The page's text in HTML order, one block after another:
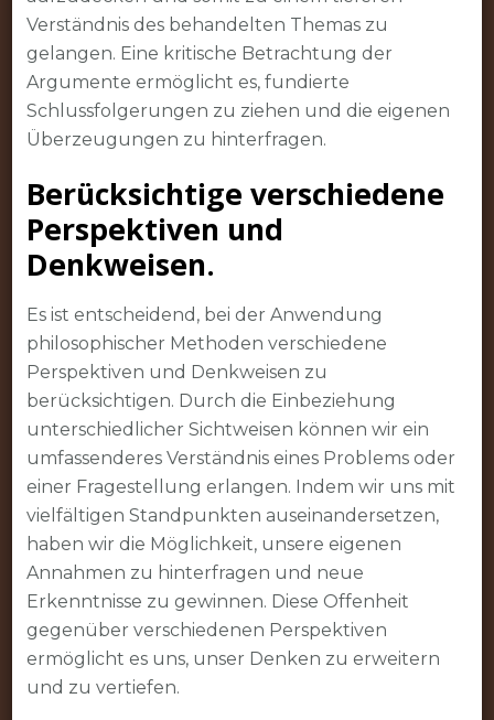
Verständnis des behandelten Themas zu
gelangen. Eine kritische Betrachtung der
Argumente ermöglicht es, fundierte
Schlussfolgerungen zu ziehen und die eigenen
Überzeugungen zu hinterfragen.
Berücksichtige verschiedene
Perspektiven und
Denkweisen.
Es ist entscheidend, bei der Anwendung
philosophischer Methoden verschiedene
Perspektiven und Denkweisen zu
berücksichtigen. Durch die Einbeziehung
unterschiedlicher Sichtweisen können wir ein
umfassenderes Verständnis eines Problems oder
einer Fragestellung erlangen. Indem wir uns mit
vielfältigen Standpunkten auseinandersetzen,
haben wir die Möglichkeit, unsere eigenen
Annahmen zu hinterfragen und neue
Erkenntnisse zu gewinnen. Diese Offenheit
gegenüber verschiedenen Perspektiven
ermöglicht es uns, unser Denken zu erweitern
und zu vertiefen.